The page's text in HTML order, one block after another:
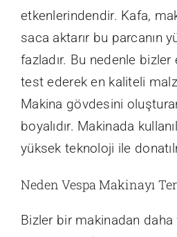
etkenlerindendir. Kafa,
saca aktarır bu parcanın
fazladır. Bu nedenle
test ederek en kaliteli
Makina gövdesini
boyalıdır. Makinada
yüksek teknoloji ile
Neden Vespa Makinayı
Bizler bir makinadan daha